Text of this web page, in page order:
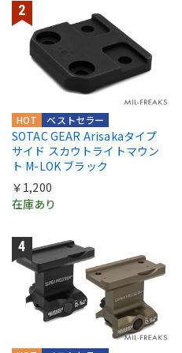
ベストセラー
HOT
SOTAC GEAR Arisakaタイプ
サイド スカウトライトマウン
ト M-LOK ブラック
￥1,200
在庫あり